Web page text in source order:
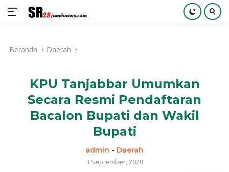
kontenBeranda Daerah
KPU Tanjabbar Umumkan
Secara Resmi Pendaftaran
Bacalon Bupati dan Wakil
Bupati
admin - Daerah
3 September, 2020